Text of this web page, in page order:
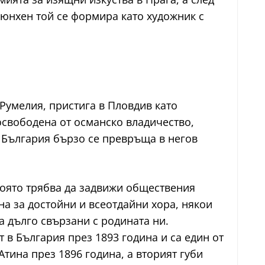
той се формира като художник с
пристига в Пловдив като
от османско владичество,
бързо се превръща в негов
трябва да задвижи обществения
за достойни и всеотдайни хора, някои
дълго свързани с родината ни.
България през 1893 година и са един от
през 1896 година, а вторият губи